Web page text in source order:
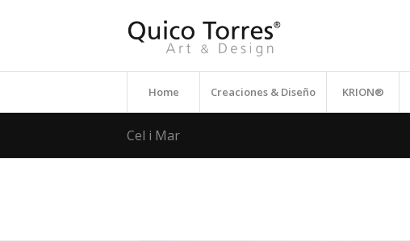
Home Creaciones & Diseño KRION®
Cel i Mar